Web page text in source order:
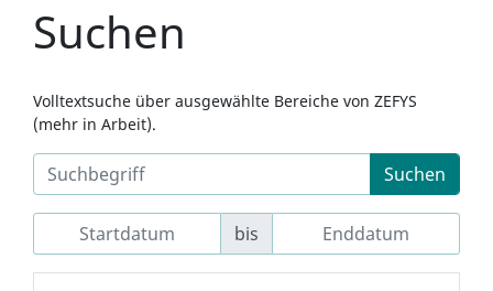
Suchen
Volltextsuche über ausgewählte Bereiche von ZEFYS
(mehr in Arbeit).
Suchen
bis